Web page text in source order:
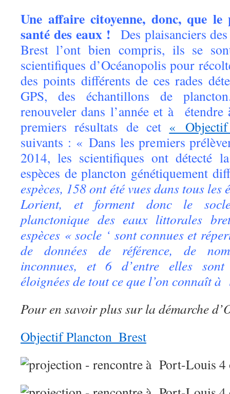
Une affaire citoyenne, donc, que
santé des eaux ! Des plaisanciers
Brest l’ont bien compris, ils se
scientifiques d’Océanopolis pour
des points différents de ces rades
GPS, des échantillons de
renouveler dans l’année et à
premiers résultats de cet «
suivants : « Dans les premiers
2014, les scientifiques ont détecté
espèces de plancton génétiquement
espèces, 158 ont été vues dans tous
Lorient, et forment donc le
planctonique des eaux littorales
espèces « socle ‘ sont connues et
de données de référence, de
inconnues, et 6 d’entre elles sont
éloignées de tout ce que l’on connaît
Pour en savoir plus sur la démarche
Objectif Plancton_Brest